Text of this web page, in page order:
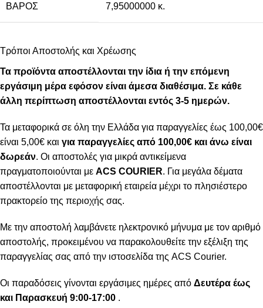
ΒΆΡΟΣ 7,95000000 κ.
Τρόποι Αποστολής και Χρέωσης
Τα προϊόντα αποστέλλονται την ίδια ή την επόμενη
εργάσιμη μέρα εφόσον είναι άμεσα διαθέσιμα. Σε κάθε
άλλη περίπτωση αποστέλλονται εντός 3-5 ημερών.
Τα μεταφορικά σε όλη την Ελλάδα για παραγγελίες έως 100,00€
είναι 5,00€ και για παραγγελίες από 100,00€ και άνω είναι
δωρεάν. Οι αποστολές για μικρά αντικείμενα
πραγματοποιούνται με ACS COURIER. Για μεγάλα δέματα
αποστέλλονται με μεταφορική εταιρεία μέχρι το πλησιέστερο
πρακτορείο της περιοχής σας.
Με την αποστολή λαμβάνετε ηλεκτρονικό μήνυμα με τον αριθμό
αποστολής, προκειμένου να παρακολουθείτε την εξέλιξη της
παραγγελίας σας από την ιστοσελίδα της ACS Courier.
Οι παραδόσεις γίνονται εργάσιμες ημέρες από Δευτέρα έως
και Παρασκευή 9:00-17:00 .